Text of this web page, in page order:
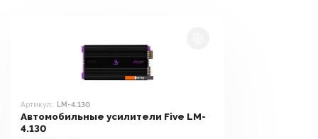
Артикул: LM-4.130
Автомобильные усилители Five LM-
4.130